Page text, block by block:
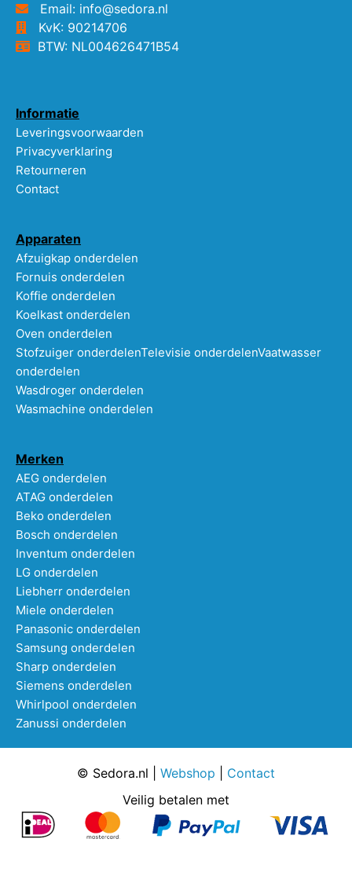
Email: info@sedora.nl
KvK: 90214706
BTW: NL004626471B54
Informatie
Leveringsvoorwaarden
Privacyverklaring
Retourneren
Contact
Apparaten
Afzuigkap onderdelen
Fornuis onderdelen
Koffie onderdelen
Koelkast onderdelen
Oven onderdelen
Stofzuiger onderdelenTelevisie onderdelenVaatwasser
onderdelen
Wasdroger onderdelen
Wasmachine onderdelen
Merken
AEG onderdelen
ATAG onderdelen
Beko onderdelen
Bosch onderdelen
Inventum onderdelen
LG onderdelen
Liebherr onderdelen
Miele onderdelen
Panasonic onderdelen
Samsung onderdelen
Sharp onderdelen
Siemens onderdelen
Whirlpool onderdelen
Zanussi onderdelen
© Sedora.nl | Webshop
Contact
Veilig betalen met